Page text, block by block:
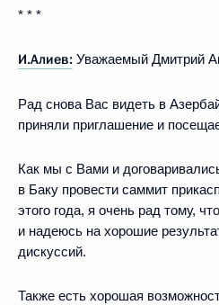
* * *
И.Алиев: Уважаемый Дмитрий
Рад снова Вас видеть в
приняли приглашение и
Как мы с Вами и
в Баку провести саммит
этого года, я очень рад тому,
и надеюсь на хорошие
дискуссий.
Также есть хорошая